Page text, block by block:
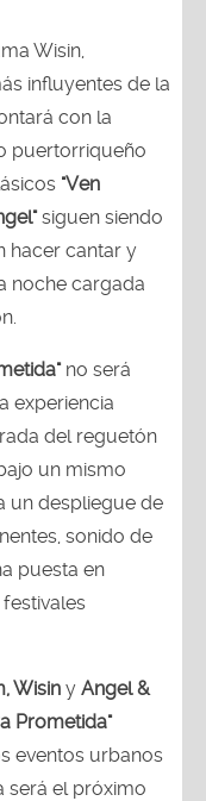
Wisin,
influyentes de la
con la
puertorriqueño
"Ven
siguen siendo
hacer cantar y
noche cargada
no será
experiencia
del reguetón
un mismo
un despliegue de
sonido de
puesta en
Wisin y Angel &
Prometida"
eventos urbanos
será el próximo